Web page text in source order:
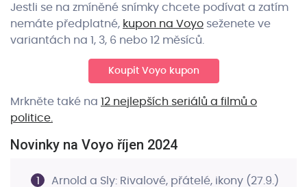
Jestli se na zmíněné snímky chcete podívat a zatím
nemáte předplatné, kupon na Voyo seženete ve
variantách na 1, 3, 6 nebo 12 měsíců.
Koupit Voyo kupon
Mrkněte také na 12 nejlepších seriálů a filmů o
politice.
Novinky na Voyo říjen 2024
Arnold a Sly: Rivalové, přátelé, ikony (27.9.)